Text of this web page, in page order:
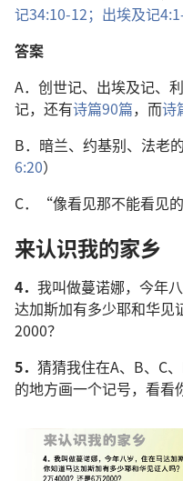
记34:10-12； 出埃及记
答案
A．创世记、出埃及记、
记，还有诗篇90篇，而诗
B．暗兰、约基别、法老
6:20）
C．“像看见那不能看见
来认识我的家乡
4． 我叫做蔓诺娜，今年
达加斯加有多少耶和华见
2000？
5． 猜猜我住在A、B、C
的地方画一个记号，看看